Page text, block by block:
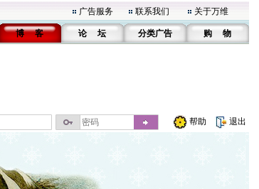
广告服务 联系我们 关于万维
博 客 论 坛 分类广告 购 物
帮助 退出